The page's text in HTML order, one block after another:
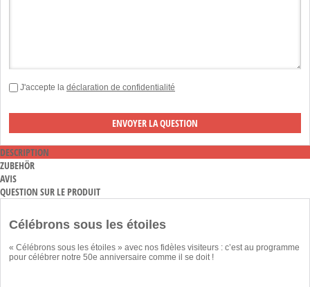
J'accepte la déclaration de confidentialité
DESCRIPTION
ZUBEHÖR
AVIS
QUESTION SUR LE PRODUIT
Célébrons sous les étoiles
« Célébrons sous les étoiles » avec nos fidèles visiteurs : c’est au programme
pour célébrer notre 50e anniversaire comme il se doit !